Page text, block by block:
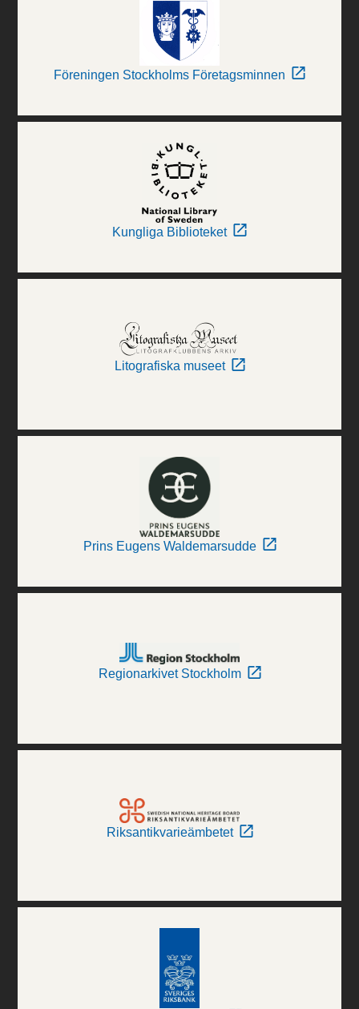
Föreningen Stockholms Företagsminnen
Kungliga Biblioteket
Litografiska museet
Prins Eugens Waldemarsudde
Regionarkivet Stockholm
Riksantikvarieämbetet